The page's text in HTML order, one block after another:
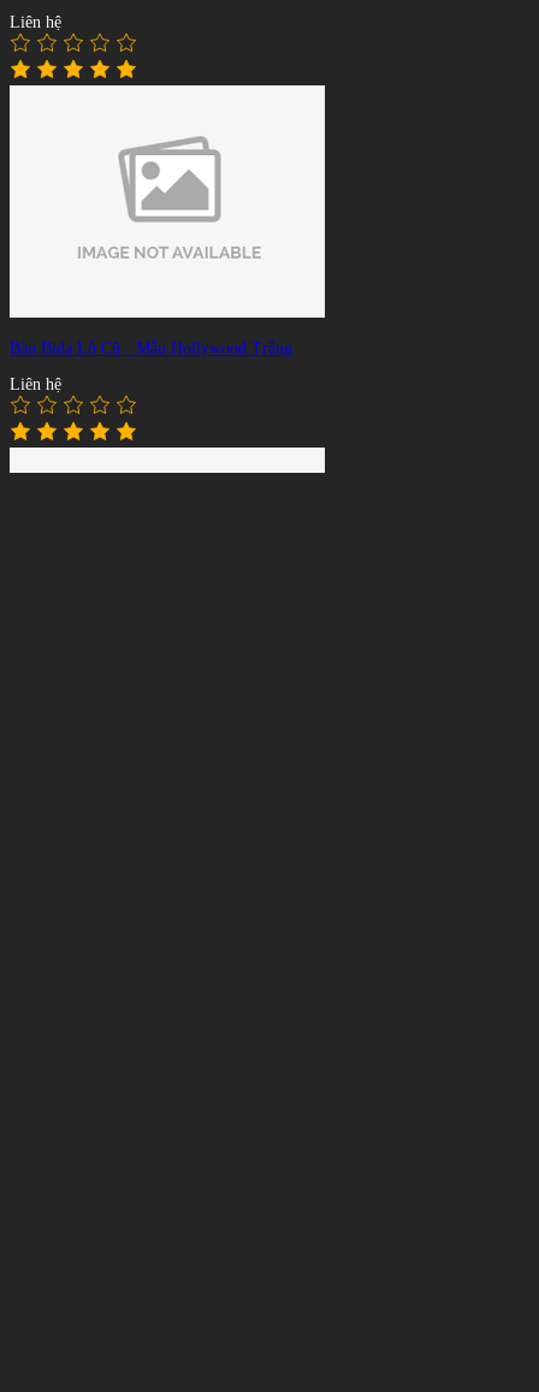
Liên hệ
Bàn Bida Lỗ Cũ - Mẫu Hollywood Trắng
Liên hệ